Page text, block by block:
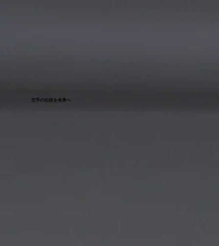
空手の伝統を未来へ